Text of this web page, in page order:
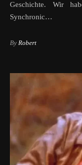
Geschichte. Wir
Synchronic…
By Robert